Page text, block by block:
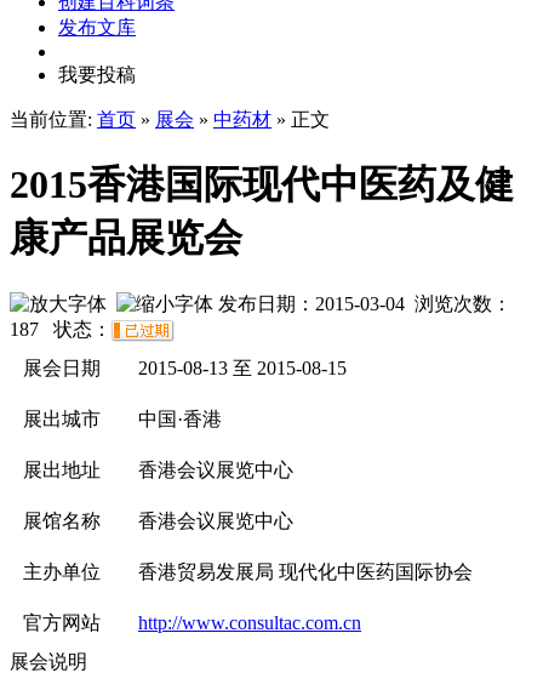
发布文库
我要投稿
当前位置: 首页 » 展会 » 中药材 » 正文
2015香港国际现代中医药及健
康产品展览会
发布日期：2015-03-04 浏览次数：
187 状态：
展会日期
2015-08-13 至 2015-08-15
展出城市 中国·香港
展出地址 香港会议展览中心
展馆名称 香港会议展览中心
主办单位 香港贸易发展局 现代化中医药国际协会
官方网站
http://www.consultac.com.cn
展会说明